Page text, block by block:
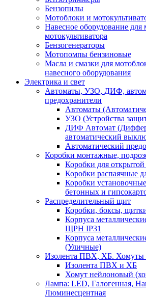
Бензопилы
Мотоблоки и
Навесное оборудование для
мотокультиватора
Бензогенераторы
Мотопомпы бензиновые
Масла и смазки для
навесного оборудования
Электрика и свет
Автоматы, УЗО, ДИФ,
предохранители
Автоматы
УЗО (Устройства
ДИФ Автомат
автоматический
Автоматический
Коробки монтажные,
Коробки для
Коробки распаячные
Коробки
бетонных и
Распределительный щит
Коробки, боксы,
Корпуса
ЩРН IP31
Корпуса
(Уличные)
Изолента ПВХ, ХБ. Хомуты
Изолента ПВХ и ХБ
Хомут нейлоновый
Лампа: LED, Галогенная,
Люминесцентная